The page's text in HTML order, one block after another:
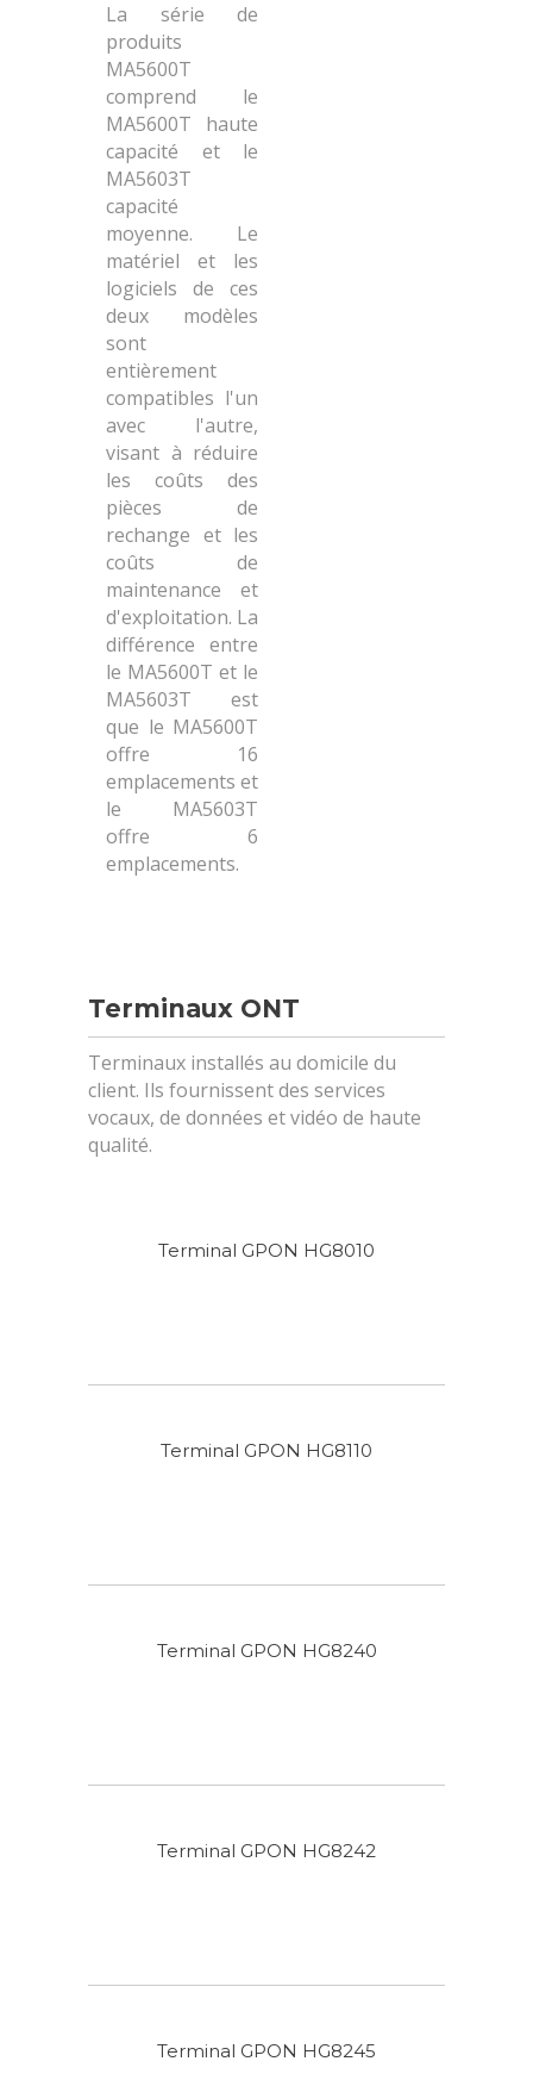
La série de
produits
MA5600T
comprend le
MA5600T haute
capacité et le
MA5603T
capacité
moyenne. Le
matériel et les
logiciels de ces
deux modèles
sont
entièrement
compatibles l'un
avec l'autre,
visant à réduire
les coûts des
pièces de
rechange et les
coûts de
maintenance et
d'exploitation. La
différence entre
le MA5600T et le
MA5603T est
que le MA5600T
offre 16
emplacements et
le MA5603T
offre 6
emplacements.
Terminaux ONT
Terminaux installés au domicile du
client. Ils fournissent des services
vocaux, de données et vidéo de haute
qualité.
Terminal GPON HG8010
Terminal GPON HG8110
Terminal GPON HG8240
Terminal GPON HG8242
Terminal GPON HG8245